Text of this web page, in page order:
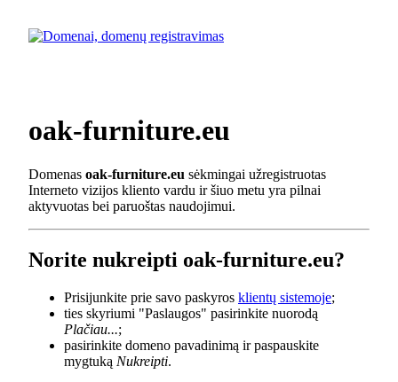
oak-furniture.eu
Domenas oak-furniture.eu sėkmingai užregistruotas
Interneto vizijos kliento vardu ir šiuo metu yra pilnai
aktyvuotas bei paruoštas naudojimui.
Norite nukreipti oak-furniture.eu?
Prisijunkite prie savo paskyros klientų sistemoje;
ties skyriumi "Paslaugos" pasirinkite nuorodą
Plačiau...;
pasirinkite domeno pavadinimą ir paspauskite
mygtuką Nukreipti.